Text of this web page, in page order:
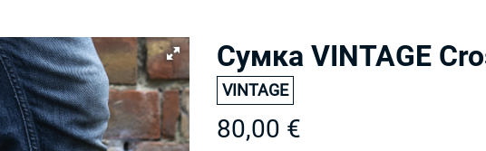
Cумка VINTAGE
VINTAGE
80,00 €